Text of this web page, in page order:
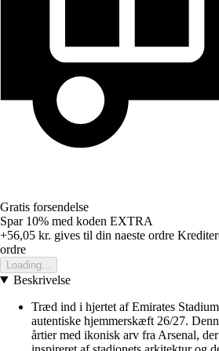
Gratis forsendelse
Spar 10% med koden EXTRA
+56,05 kr. gives til din naeste ordre
ordre
Loading...
Beskrivelse
Træd ind i hjertet af Emirates
autentiske hjemmerskæft 26/27.
årtier med ikonisk arv fra Arsenal,